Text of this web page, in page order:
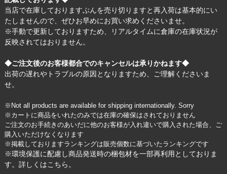
当店で在庫しておりますぶんを売り切りますと再入荷は基本的にい
たしませんので、ぜひお早めにお買い求めくださいませ。
※手動で更新しておりますため、リアルタイムに倉庫の在庫状況が
反映されてはおりません。
◆ご注文後のお客様都合でのキャンセルは承りかねます◆
出荷の遅れやトラブルの原因となりますため、ご理解くださいま
せ。
※Not all products are available for shipping internationally. Sorry
※カートに商品をいれたのみでは在庫の確保はされておりません
ご注文のお手続きのあいだに他のお客様が入れ違いで購入された場合、ご
購入いただけなくなります
※掲載しておりますランキングは販売個数に基づいたランキングです
※環境保護に配慮し商品発送時の梱包材を一部再利用としておりま
す。詳しくはこちら 。